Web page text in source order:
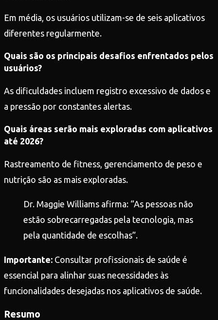
Em média, os usuários utilizam-se de seis aplicativos
diferentes regularmente.
Quais são os principais desafios enfrentados pelos
usuários?
As dificuldades incluem registro excessivo de dados e
a pressão por constantes alertas.
Quais áreas serão mais exploradas com aplicativos
até 2026?
Rastreamento de fitness, gerenciamento de peso e
nutrição são as mais exploradas.
Dr. Maggie Williams afirma: “As pessoas não
estão sobrecarregadas pela tecnologia, mas
pela quantidade de escolhas”.
Importante: Consultar profissionais de saúde é
essencial para alinhar suas necessidades às
funcionalidades desejadas nos aplicativos de saúde.
Resumo